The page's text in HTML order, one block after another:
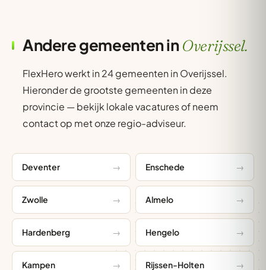
Andere gemeenten inOverijssel.
FlexHero werkt in 24 gemeenten in Overijssel.
Hieronder de grootste gemeenten in deze
provincie — bekijk lokale vacatures of neem
contact op met onze regio-adviseur.
Deventer Enschede
Zwolle Almelo
Hardenberg Hengelo
Kampen Rijssen-Holten